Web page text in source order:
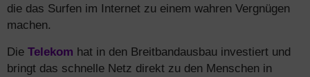
die das Surfen im Internet zu einem wahren Vergnügen
machen.
Die Telekom hat in den Breitbandausbau investiert und
bringt das schnelle Netz direkt zu den Menschen in